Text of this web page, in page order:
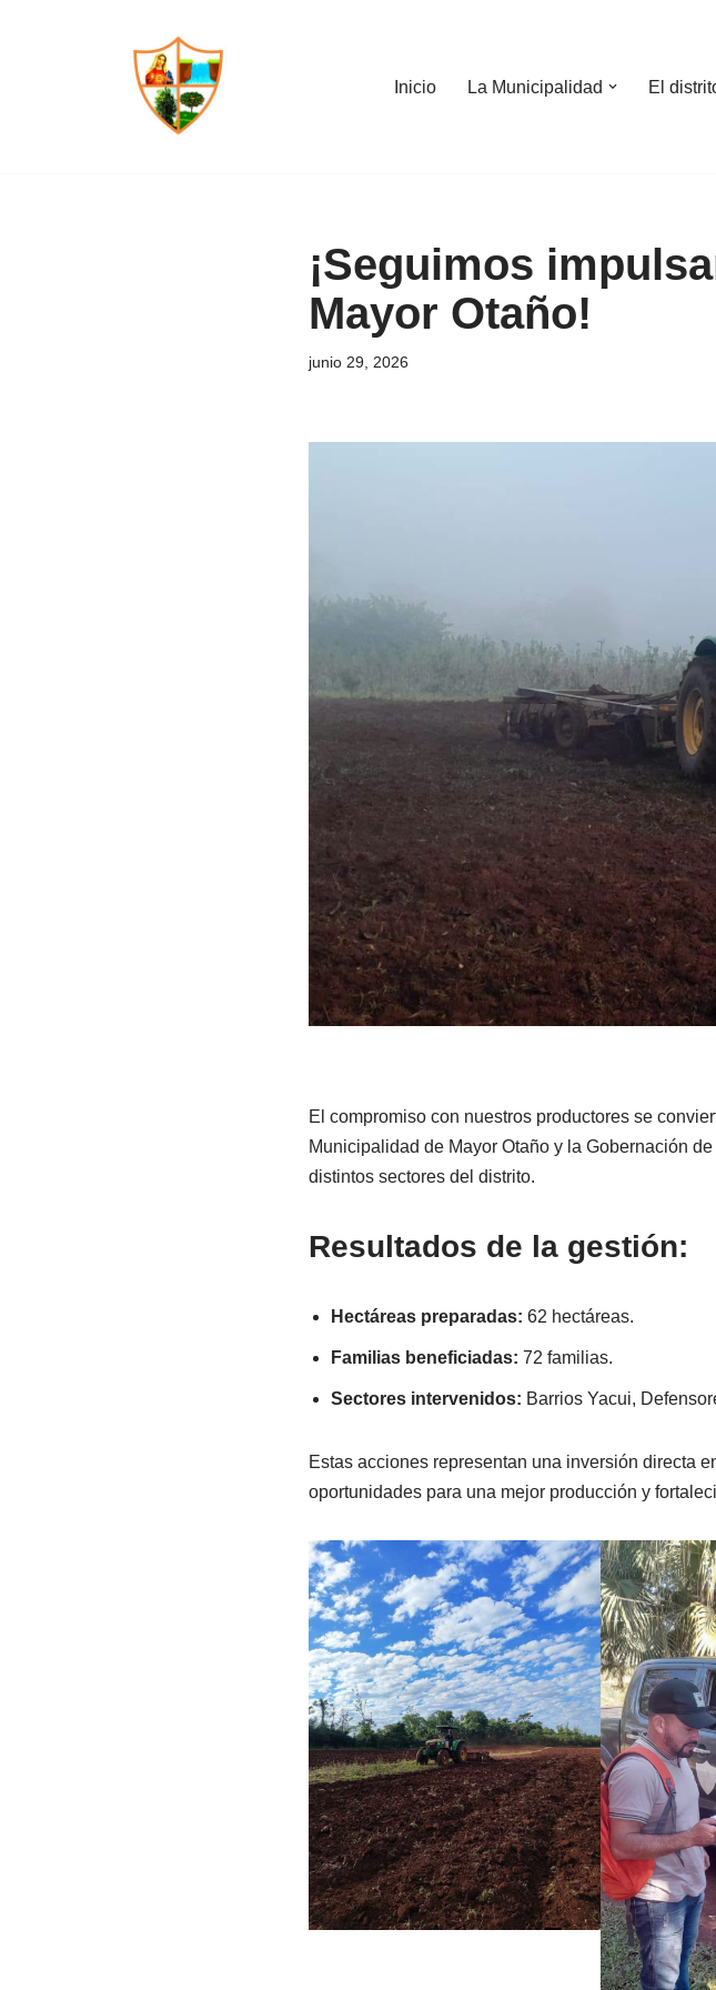
Inicio La Municipalidad El
¡Seguimos
Mayor Otaño!
junio 29, 2026
El compromiso con nuestros productores se
Municipalidad de Mayor Otaño y la Gobernación
distintos sectores del distrito.
Resultados de la gestión:
Hectáreas preparadas: 62 hectáreas.
Familias beneficiadas: 72 familias.
Sectores intervenidos: Barrios Yacui,
Estas acciones representan una inversión directa
oportunidades para una mejor producción y